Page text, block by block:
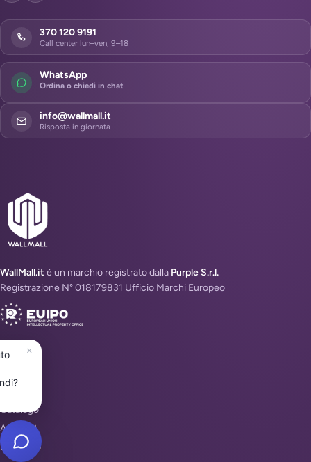
370 120 9191
Call center lun–ven, 9–18
WhatsApp
Ordina o chiedi in chat
info@wallmall.it
Risposta in giornata
WallMall.it è un marchio registrato dalla Purple S.r.l.
Registrazione N° 018179831 Ufficio Marchi Europeo
MENU
Catalogo
Account
Supporto
×